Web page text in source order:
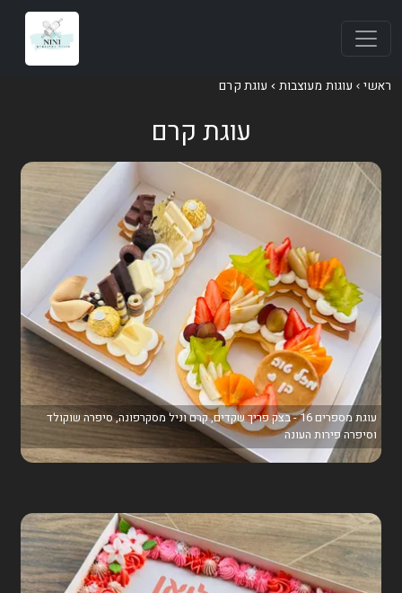
ראשי עוגות מעוצבות עוגת קרם
עוגת קרם
עוגת מספרים 16 - בצק פריך שקדים, קרם וניל מסקרפונה, סיפרה שוקולד
וסיפרה פירות העונה